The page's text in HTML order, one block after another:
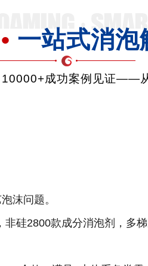
一站式消泡
成功案例见证——
沫问题。
硅2800款成分消泡剂，多